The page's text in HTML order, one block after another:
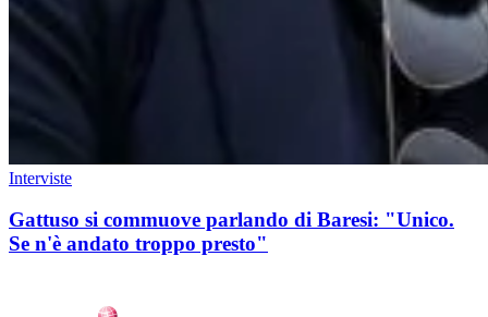
Interviste
Gattuso si commuove parlando di Baresi: "Unico.
Se n'è andato troppo presto"